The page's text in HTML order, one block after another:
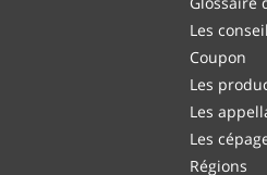
Les
Coupon
Les
Les
Les
Régions